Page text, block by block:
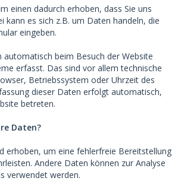
einen dadurch erhoben, dass Sie uns
kann es sich z.B. um Daten handeln, die
eingeben.
automatisch beim Besuch der Website
erfasst. Das sind vor allem technische
Betriebssystem oder Uhrzeit des
dieser Daten erfolgt automatisch,
betreten.
Daten?
erhoben, um eine fehlerfreie Bereitstellung
Andere Daten können zur Analyse
verwendet werden.